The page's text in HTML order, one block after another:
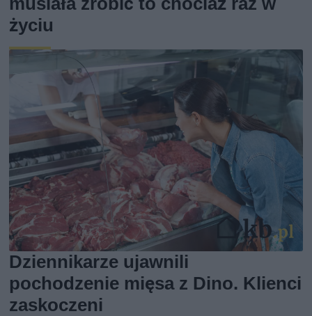
życiu
Dziennikarze ujawnili
pochodzenie mięsa z Dino. Klienci
zaskoczeni